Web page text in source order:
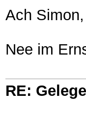
Ach
Nee im
RE: